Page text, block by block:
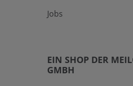
Jobs
EIN SHOP DER
GMBH